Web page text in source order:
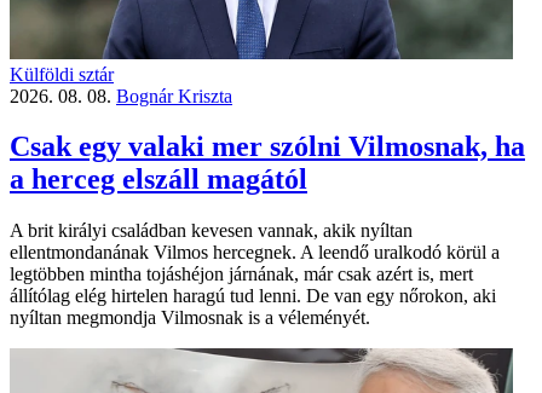
Külföldi sztár
2026. 08. 08. Bognár Kriszta
Csak egy valaki mer szólni Vilmosnak, ha
a herceg elszáll magától
A brit királyi családban kevesen vannak, akik nyíltan
ellentmondanának Vilmos hercegnek. A leendő uralkodó körül a
legtöbben mintha tojáshéjon járnának, már csak azért is, mert
állítólag elég hirtelen haragú tud lenni. De van egy nőrokon, aki
nyíltan megmondja Vilmosnak is a véleményét.